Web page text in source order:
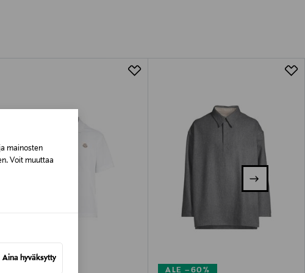
mainosten
Voit muuttaa
Aina hyväksytty
saatavilla valittuun osoitteeseen.
ALE –60%